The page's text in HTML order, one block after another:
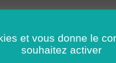
et vous donne le
souhaitez activer